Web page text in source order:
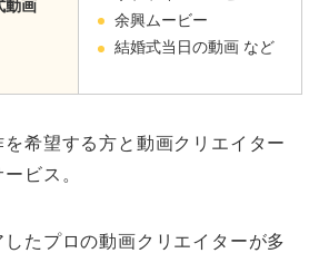
動画
余興ムービー
結婚式当日の動画 など
希望する方と動画クリエイター
ビス。
たプロの動画クリエイターが多